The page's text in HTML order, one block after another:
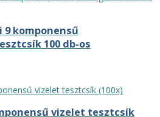
9 komponensű
100 db-os
vizelet tesztcsík